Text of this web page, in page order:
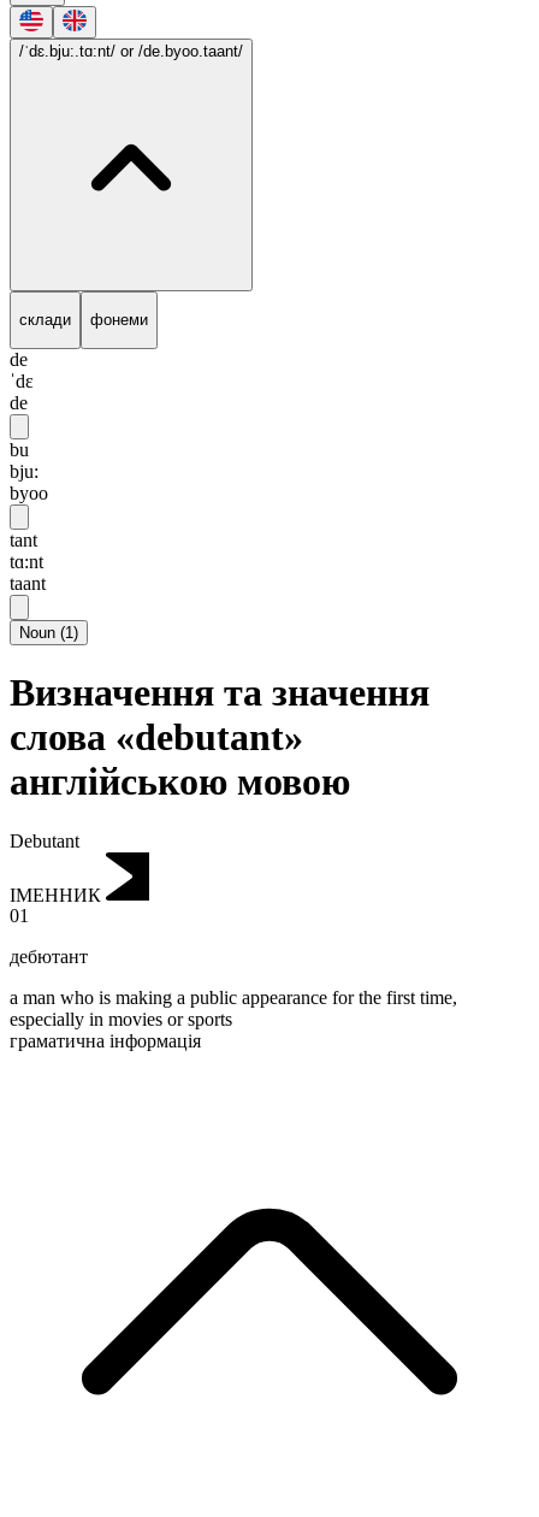
/ˈdɛ.bju:.tɑ:nt/ or /de.byoo.taant/
склади фонеми
de
ˈdɛ
de
bu
bju:
byoo
tant
tɑ:nt
taant
Noun (1)
Визначення та значення
слова «debutant»
англійською мовою
Debutant
ІМЕННИК
01
дебютант
a man who is making a public appearance for the first time,
especially in movies or sports
граматична інформація